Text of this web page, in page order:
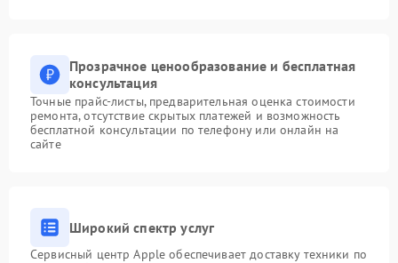
Прозрачное ценообразование и бесплатная
консультация
Точные прайс-листы, предварительная оценка стоимости
ремонта, отсутствие скрытых платежей и возможность
бесплатной консультации по телефону или онлайн на
сайте
Широкий спектр услуг
Сервисный центр Apple обеспечивает доставку техники по